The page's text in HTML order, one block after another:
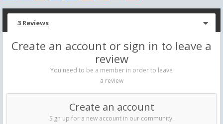
3 Reviews
Create an account or sign in to leave a
review
You need to be a member in order to leave
a review
Create an account
Sign up for a new account in our community.